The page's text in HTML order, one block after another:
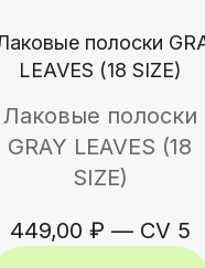
Лаковые полоски
GRAY LEAVES (18
SIZE)
449,00 ₽ — CV 5